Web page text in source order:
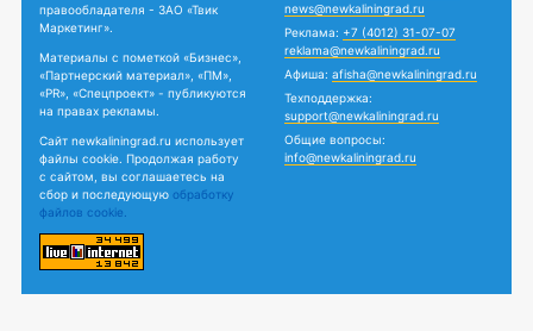
правообладателя - ЗАО «Твик
Маркетинг».
Материалы с пометкой «Бизнес»,
«Партнерский материал», «ПМ»,
«PR», «Спецпроект» - публикуются
на правах рекламы.
Сайт newkaliningrad.ru использует
файлы cookie. Продолжая работу
с сайтом, вы соглашаетесь на
сбор и последующую обработку
файлов cookie.
news@newkaliningrad.ru
Реклама: +7 (4012) 31-07-07
reklama@newkaliningrad.ru
Афиша: afisha@newkaliningrad.ru
Техподдержка:
support@newkaliningrad.ru
Общие вопросы:
info@newkaliningrad.ru